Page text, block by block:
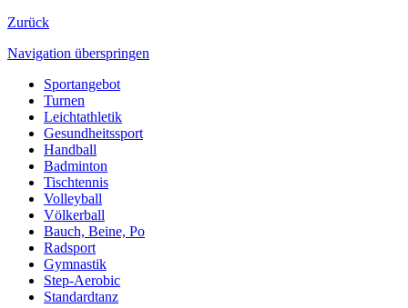
Zurück
Navigation überspringen
Sportangebot
Turnen
Leichtathletik
Gesundheitssport
Handball
Badminton
Tischtennis
Volleyball
Völkerball
Bauch, Beine, Po
Radsport
Gymnastik
Step-Aerobic
Standardtanz